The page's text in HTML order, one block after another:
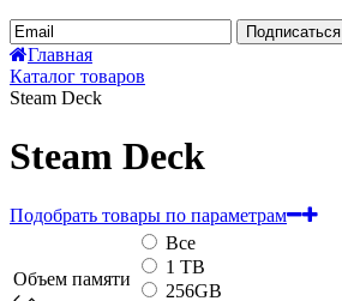
Подписаться
Главная
Каталог товаров
Steam Deck
Steam Deck
Подобрать товары по параметрам
Объем памяти
Все
1 TB
256GB